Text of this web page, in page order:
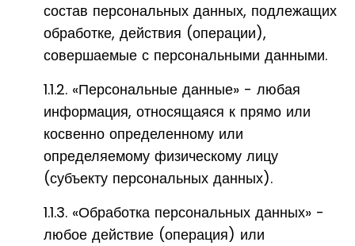
состав персональных данных, подлежащих
обработке, действия (операции),
совершаемые с персональными данными.
1.1.2. «Персональные данные» - любая
информация, относящаяся к прямо или
косвенно определенному или
определяемому физическому лицу
(субъекту персональных данных).
1.1.3. «Обработка персональных данных» -
любое действие (операция) или